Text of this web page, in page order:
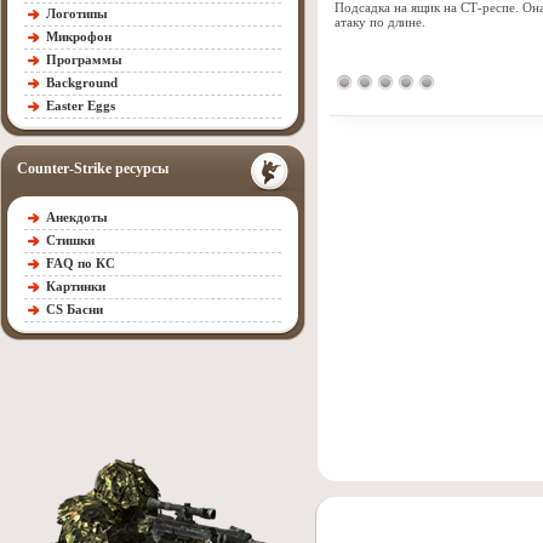
Логотипы
Микрофон
Программы
Background
Easter Eggs
Counter-Strike ресурсы
Анекдоты
Стишки
FAQ по КС
Картинки
CS Басни
Подсадка на ящик на СТ-респе.
атаку по длине.